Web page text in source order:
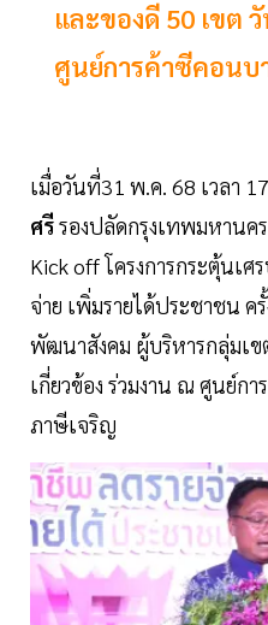
และของดี 50 เขต
ศูนย์การค้าซีคอนบ
เมื่อวันที่31 พ.ค. 68 เวลา
ศรีรองปลัดกรุงเทพมหาน
Kick off โครงการกระตุ้นเศ
จ่าย เพิ่มรายได้ประชาชน ค
พัฒนาสังคม ผู้บริหารกลุ่มเ
เกี่ยวข้อง ร่วมงาน ณ ศูนย์ก
ภาษีเจริญ